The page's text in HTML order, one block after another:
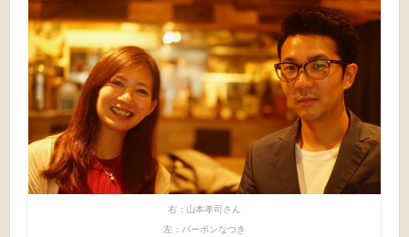
右：山本孝司さん
左：バーボンなつき